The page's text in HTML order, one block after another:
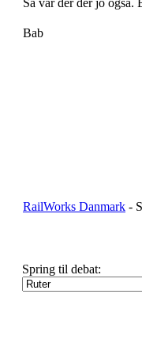
Så var der der jo også.
Bab
RailWorks Danmark -
Spring til debat: